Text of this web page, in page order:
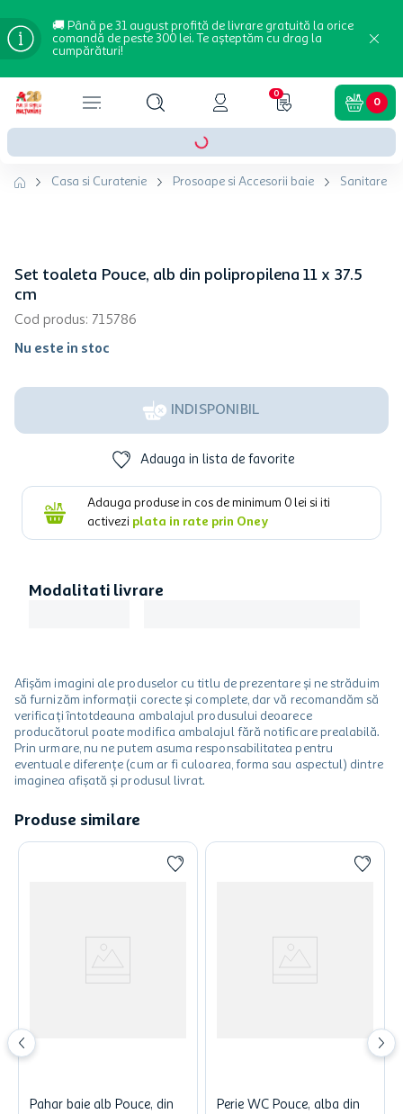
🚚 Până pe 31 august profită de livrare gratuită la orice
comandă de peste 300 lei. Te așteptăm cu drag la
cumpărături!
0
0
Casa si Curatenie Prosoape si Accesorii baie Sanitare si
Set toaleta Pouce, alb din polipropilena 11 x 37.5
cm
Cod produs: 715786
Nu este in stoc
INDISPONIBIL
Adauga in lista de favorite
Adauga produse in cos de minimum 0 lei si iti
activezi plata in rate prin Oney
Modalitati livrare
Afișăm imagini ale produselor cu titlu de prezentare și ne străduim
să furnizăm informații corecte și complete, dar vă recomandăm să
verificați întotdeauna ambalajul produsului deoarece
producătorul poate modifica ambalajul fără notificare prealabilă.
Prin urmare, nu ne putem asuma responsabilitatea pentru
eventuale diferențe (cum ar fi culoarea, forma sau aspectul) dintre
imaginea afișată și produsul livrat.
Produse similare
Pahar baie alb Pouce, din
Perie WC Pouce, alba din